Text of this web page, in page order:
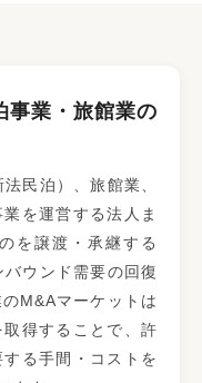
事業・旅館業の
民泊）、旅館業、
を運営する法人ま
を譲渡・承継する
ウンド需要の回復
M&Aマーケットは
得することで、許
る手間・コストを